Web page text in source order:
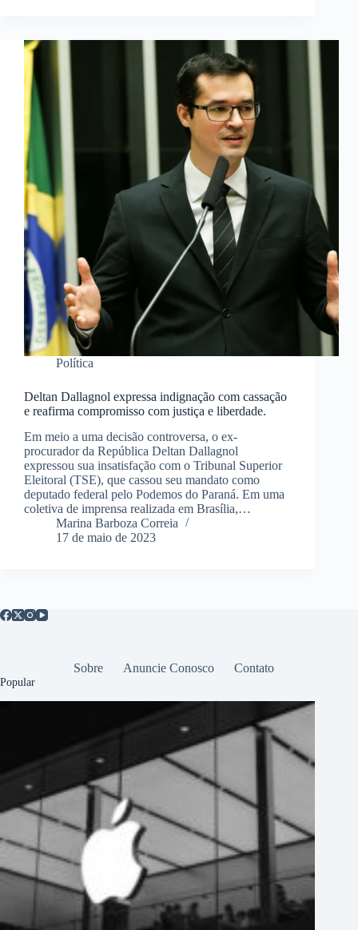
Política
Deltan Dallagnol expressa indignação com cassação
e reafirma compromisso com justiça e liberdade.
Em meio a uma decisão controversa, o ex-
procurador da República Deltan Dallagnol
expressou sua insatisfação com o Tribunal Superior
Eleitoral (TSE), que cassou seu mandato como
deputado federal pelo Podemos do Paraná. Em uma
coletiva de imprensa realizada em Brasília,…
Marina Barboza Correia
17 de maio de 2023
Sobre Anuncie Conosco Contato
Popular